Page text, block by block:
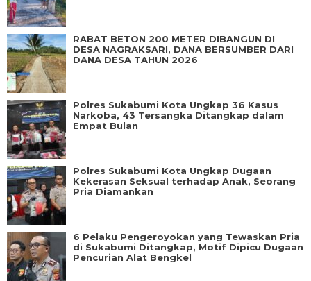
RABAT BETON 200 METER DIBANGUN DI
DESA NAGRAKSARI, DANA BERSUMBER DARI
DANA DESA TAHUN 2026
Polres Sukabumi Kota Ungkap 36 Kasus
Narkoba, 43 Tersangka Ditangkap dalam
Empat Bulan
Polres Sukabumi Kota Ungkap Dugaan
Kekerasan Seksual terhadap Anak, Seorang
Pria Diamankan
6 Pelaku Pengeroyokan yang Tewaskan Pria
di Sukabumi Ditangkap, Motif Dipicu Dugaan
Pencurian Alat Bengkel